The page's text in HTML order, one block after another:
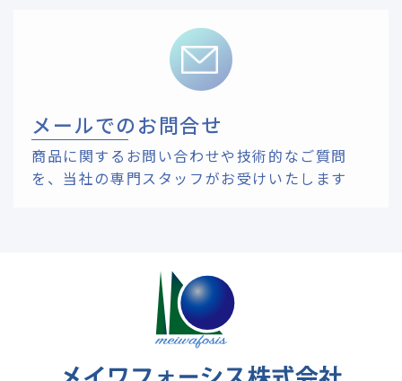
メールでのお問合せ
商品に関するお問い合わせや技術的なご質問
を、 当社の専門スタッフがお受けいたします